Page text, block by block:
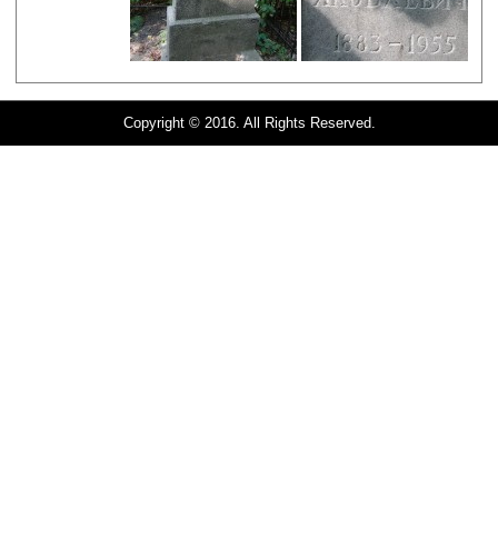
Copyright © 2016. All Rights Reserved.